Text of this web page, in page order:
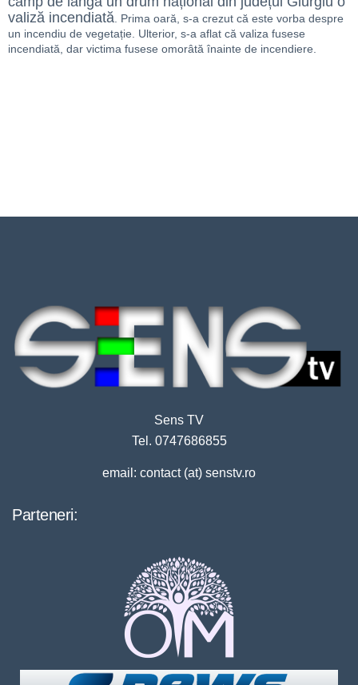
valiză incendiată. Prima oară, s-a crezut că este vorba despre
un incendiu de vegetație. Ulterior, s-a aflat că valiza fusese
incendiată, dar victima fusese omorâtă înainte de incendiere.
Sens TV
Tel. 0747686855
email: contact (at) senstv.ro
Parteneri: